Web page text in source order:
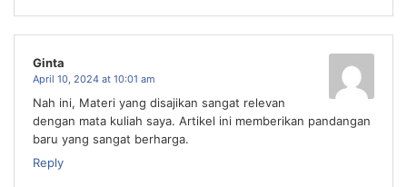
Ginta
April 10, 2024 at 10:01 am
Nah ini, Materi yang disajikan sangat relevan
dengan mata kuliah saya. Artikel ini memberikan pandangan
baru yang sangat berharga.
Reply